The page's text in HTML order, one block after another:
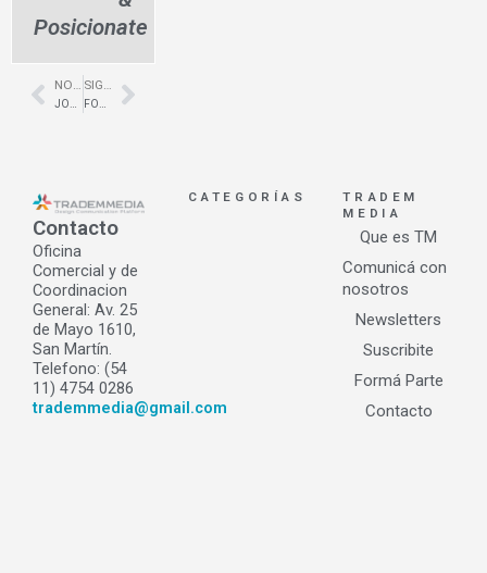
Posicionate
Prev
NOTA ANTERIOR SIGUIENTE NOTA Next
Contacto
Oficina
Comercial y de
Coordinacion
General: Av. 25
de Mayo 1610,
San Martín.
Telefono: (54
11) 4754 0286
trademmedia@gmail.com
CATEGORÍAS
TRADEM
MEDIA
Que es TM
Comunicá con
nosotros
Newsletters
Suscribite
Formá Parte
Contacto